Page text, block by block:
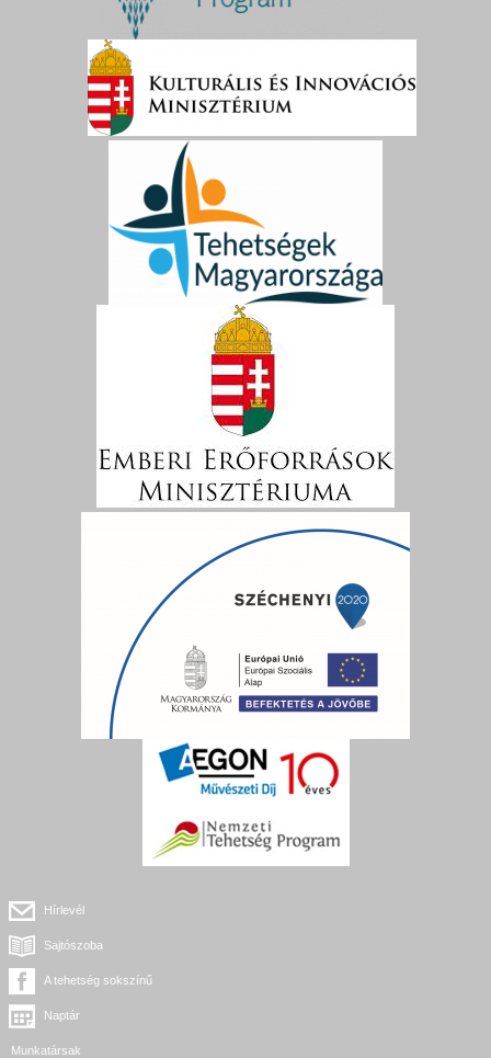
Hírlevél
Sajtószoba
A tehetség sokszínű
Naptár
Munkatársak